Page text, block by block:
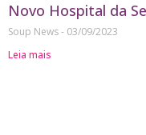
Novo Hospital da
Soup News
03/09/2023
Leia mais